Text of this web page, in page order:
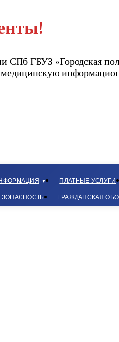
СПб ГБУЗ «Городская
медицинскую
ПЛАТНЫЕ УСЛУГИ
ГРАЖДАНСКАЯ